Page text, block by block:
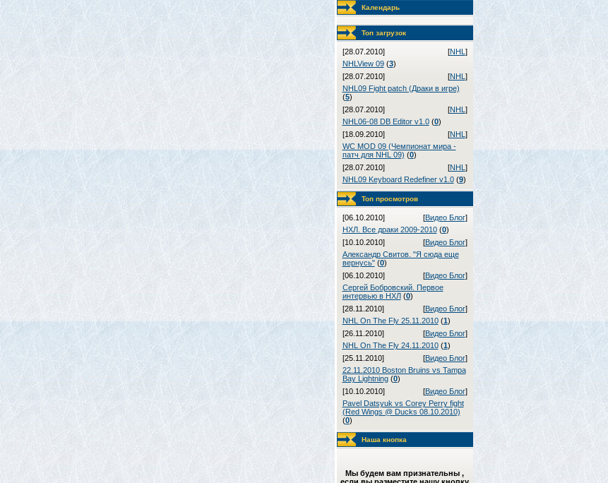
Календарь
Топ загрузок
[28.07.2010] [NHL ]
NHLView 09 (3)
[28.07.2010]
[NHL ]
NHL09 Fight patch (Драки в игре)
(5)
[28.07.2010]
[NHL ]
NHL06-08 DB Editor v1.0 (0)
[18.09.2010]
[NHL ]
WC MOD 09 (Чемпионат мира -
патч для NHL 09) (0)
[28.07.2010]
[NHL ]
NHL09 Keyboard Redefiner v1.0 (9)
Топ просмотров
[06.10.2010] [Видео Блог]
НХЛ. Все драки 2009-2010 (0)
[10.10.2010]
[Видео Блог]
Александр Свитов. "Я сюда еще
вернусь" (0)
[06.10.2010]
[Видео Блог]
Сергей Бобровский. Первое
интервью в НХЛ (0)
[28.11.2010]
[Видео Блог]
NHL On The Fly 25.11.2010 (1)
[26.11.2010]
[Видео Блог]
NHL On The Fly 24.11.2010 (1)
[25.11.2010]
[Видео Блог]
22.11.2010 Boston Bruins vs Tampa
Bay Lightning (0)
[10.10.2010]
[Видео Блог]
Pavel Datsyuk vs Corey Perry fight
(Red Wings @ Ducks 08.10.2010)
(0)
Наша кнопка
Мы будем вам признательны ,